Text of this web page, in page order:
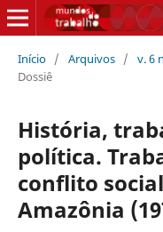
Início / Arquivos / v. 6
Dossiê
História,
política.
conflito
Amazônia